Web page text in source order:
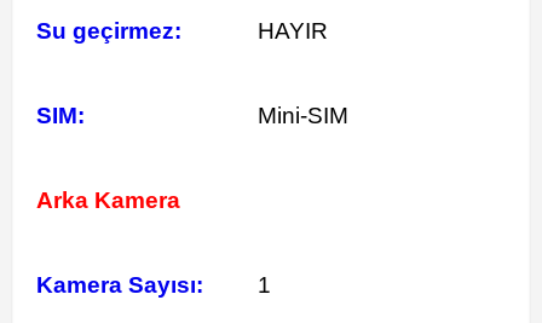
Su geçirmez:
HAYIR
SIM: Mini-SIM
Arka Kamera
Kamera Sayısı: 1